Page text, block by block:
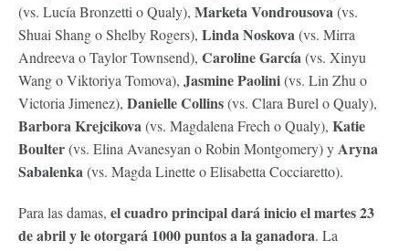
(vs. Lucía Bronzetti o Qualy), Marketa Vondrousova(vs.
Shuai Shang o Shelby Rogers), Linda Noskova(vs. Mirra
Andreeva o Taylor Townsend), Caroline García(vs. Xinyu
Wang o Viktoriya Tomova), Jasmine Paolini(vs. Lin Zhu o
Victoria Jimenez), Danielle Collins(vs. Clara Burel o Qualy),
Barbora Krejcikova(vs. Magdalena Frech o Qualy), Katie
Boulter(vs. Elina Avanesyan o Robin Montgomery) yAryna
Sabalenka(vs. Magda Linette o Elisabetta Cocciaretto).
Para las damas, el cuadro principal dará inicio el martes 23
de abril y le otorgará 1000 puntos a la ganadora. La